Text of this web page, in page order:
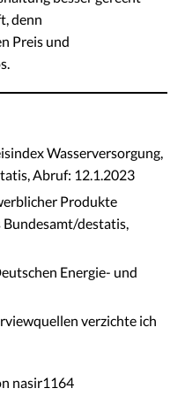
denn
Preis und
Wasserversorgung,
Abruf: 12.1.2023
Produkte
Bundesamt/destatis,
Energie- und
verzichte ich
nasir1164